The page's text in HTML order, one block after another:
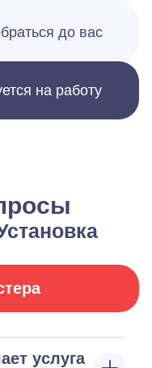
до вас
на работу
услуга